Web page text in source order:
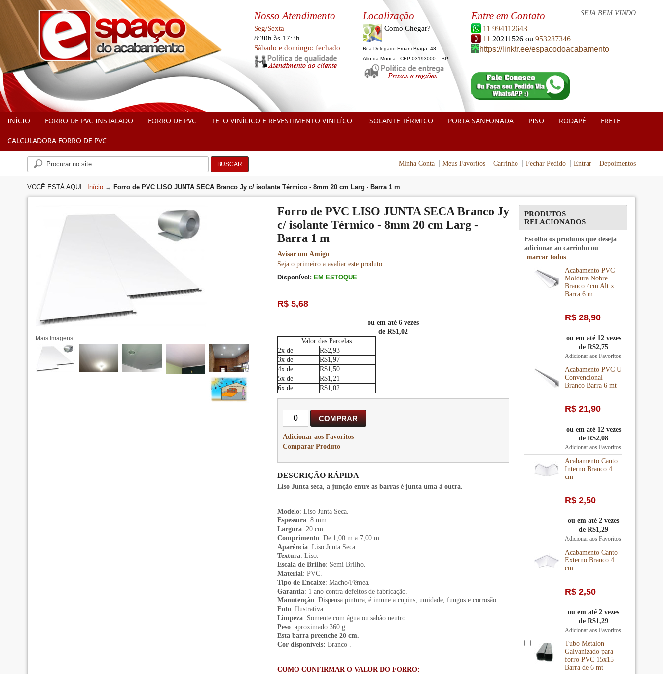
Nosso Atendimento
Seg/Sexta
8:30h às 17:3h
Sábado e domingo: fechado
Localização
Como Chegar?
Rua Delegado Ernani Braga, 48
Alto da Mooca CEP 03193000 - SP
Entre em Contato
11 994112643
11 20211526 ou 953287346
https://linktr.ee/espacodoacabamento
SEJA BEM VINDO
INÍCIO FORRO DE PVC INSTALADO FORRO DE PVC TETO VINÍLICO E REVESTIMENTO VINILÍCO ISOLANTE TÉRMICO PORTA SANFONADA PISO RODAPÉ FRETE
CALCULADORA FORRO DE PVC
BUSCAR Minha Conta Meus Favoritos Carrinho Fechar Pedido Entrar Depoimentos
VOCÊ ESTÁ AQUI: Início → Forro de PVC LISO JUNTA SECA Branco Jy c/ isolante Térmico - 8mm 20 cm Larg - Barra 1 m
Forro de PVC LISO JUNTA SECA Branco Jy
c/ isolante Térmico - 8mm 20 cm Larg -
Barra 1 m
Avisar um Amigo
Seja o primeiro a avaliar este produto
Disponível: EM ESTOQUE
R$ 5,68
ou em até 6 vezes
de R$1,02
Valor das Parcelas
2x de
R$2,93
3x de
R$1,97
4x de
R$1,50
5x de
R$1,21
6x de
R$1,02
COMPRAR
Adicionar aos Favoritos
Comparar Produto
DESCRIÇÃO RÁPIDA
Liso Junta seca, a junção entre as barras é junta uma à outra.
Modelo: Liso Junta Seca.
Espessura: 8 mm.
Largura: 20 cm .
Comprimento: De 1,00 m a 7,00 m.
Aparência: Liso Junta Seca.
Textura: Liso.
Escala de Brilho: Semi Brilho.
Material: PVC.
Tipo de Encaixe: Macho/Fêmea.
Garantia: 1 ano contra defeitos de fabricação.
Manutenção: Dispensa pintura, é imune a cupins, umidade, fungos e corrosão.
Foto: Ilustrativa.
Limpeza: Somente com água ou sabão neutro.
Peso: aproximado 360 g.
Esta barra preenche 20 cm.
Cor disponíveis: Branco .
COMO CONFIRMAR O VALOR DO FORRO:
Mais Imagens
PRODUTOS
RELACIONADOS
Escolha os produtos que deseja
adicionar ao carrinho ou
marcar todos
Acabamento PVC
Moldura Nobre
Branco 4cm Alt x
Barra 6 m
R$ 28,90
ou em até 12 vezes
de R$2,75
Adicionar aos Favoritos
Acabamento PVC U
Convencional
Branco Barra 6 mt
R$ 21,90
ou em até 12 vezes
de R$2,08
Adicionar aos Favoritos
Acabamento Canto
Interno Branco 4
cm
R$ 2,50
ou em até 2 vezes
de R$1,29
Adicionar aos Favoritos
Acabamento Canto
Externo Branco 4
cm
R$ 2,50
ou em até 2 vezes
de R$1,29
Adicionar aos Favoritos
Tubo Metalon
Galvanizado para
forro PVC 15x15
Barra de 6 mt